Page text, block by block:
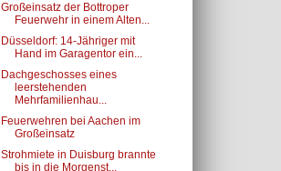
Großeinsatz der Bottroper
Feuerwehr in einem Alten...
Düsseldorf: 14-Jähriger mit
Hand im Garagentor ein...
Dachgeschosses eines
leerstehenden
Mehrfamilienhau...
Feuerwehren bei Aachen im
Großeinsatz
Strohmiete in Duisburg brannte
bis in die Morgenst...